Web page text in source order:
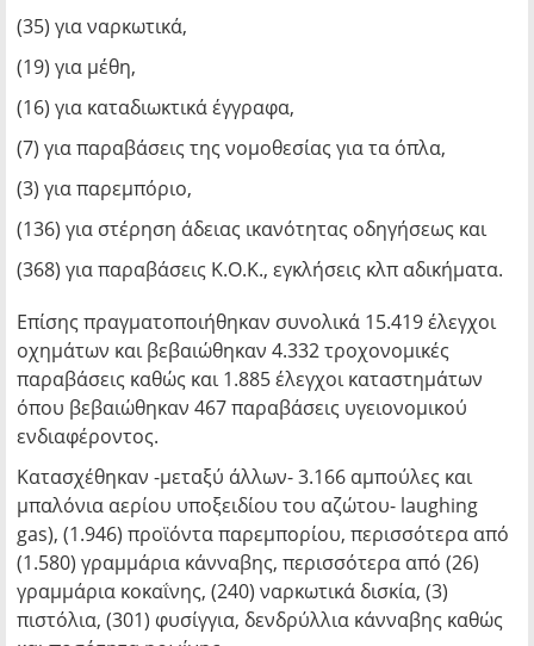
(35) για ναρκωτικά,
(19) για μέθη,
(16) για καταδιωκτικά έγγραφα,
(7) για παραβάσεις της νομοθεσίας για τα όπλα,
(3) για παρεμπόριο,
(136) για στέρηση άδειας ικανότητας οδηγήσεως και
(368) για παραβάσεις Κ.Ο.Κ., εγκλήσεις κλπ αδικήματα.
Επίσης πραγματοποιήθηκαν συνολικά 15.419 έλεγχοι
οχημάτων και βεβαιώθηκαν 4.332 τροχονομικές
παραβάσεις καθώς και 1.885 έλεγχοι καταστημάτων
όπου βεβαιώθηκαν 467 παραβάσεις υγειονομικού
ενδιαφέροντος.
Κατασχέθηκαν -μεταξύ άλλων- 3.166 αμπούλες και
μπαλόνια αερίου υποξειδίου του αζώτου- laughing
gas), (1.946) προϊόντα παρεμπορίου, περισσότερα από
(1.580) γραμμάρια κάνναβης, περισσότερα από (26)
γραμμάρια κοκαΐνης, (240) ναρκωτικά δισκία, (3)
πιστόλια, (301) φυσίγγια, δενδρύλλια κάνναβης καθώς